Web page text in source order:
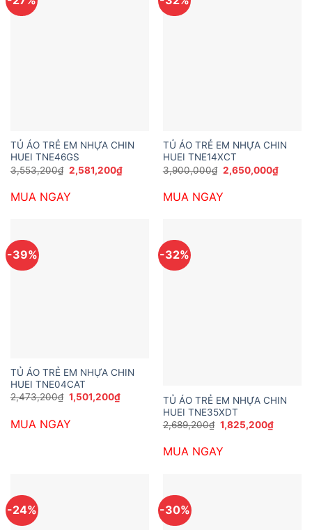
TỦ ÁO TRẺ EM NHỰA CHIN
HUEI TNE46GS
3,553,200₫ Giá
gốc
3,553,200₫.
2,581,200₫Giá
hiện
MUA NGAY
TỦ ÁO TRẺ EM NHỰA CHIN
HUEI TNE14XCT
3,900,000₫ Giá
gốc
3,900,000₫.
2,650,000₫Giá
hiện
MUA NGAY
-39%
TỦ ÁO TRẺ EM NHỰA CHIN
HUEI TNE04CAT
2,473,200₫ Giá
gốc
2,473,200₫.
1,501,200₫Giá
hiện
1,501,200₫.
MUA NGAY
-32%
TỦ ÁO TRẺ EM NHỰA CHIN
HUEI TNE35XDT
2,689,200₫ Giá
gốc
2,689,200₫.
1,825,200₫Giá
hiện
MUA NGAY
-24% -30%